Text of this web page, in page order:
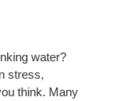
water?
stress,
think. Many